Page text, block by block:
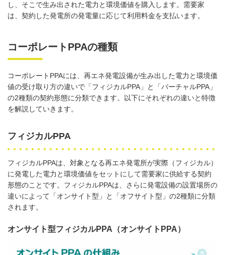
し、そこで生み出された電力と環境価値を購入します。需要家
は、契約した発電所の発電量に応じて利用料金を支払います。
コーポレートPPAの種類
コーポレート PPAには、再エネ発電設備が生み出した電力と環境価
値の受け取り方の違いで「フィジカルPPA 」と「バーチャルPPA 」
の2種類の契約形態に分類できます。以下にそれぞれの違いと特徴
を解説していきます。
フィジカルPPA
フィジカルPPAは、対象となる再エネ発電所が実際（フィジカル）
に発電した電力と環境価値をセットにして需要家に供給する契約
形態のことです。フィジカルPPAは、さらに発電設備の設置場所の
違いによって「オンサイト型」と「オフサイト型」の2種類に分類
されます。
オンサイト型フィジカルPPA（オンサイトPPA）